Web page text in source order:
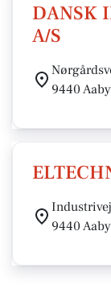
DANSK
A/S
9440
9440